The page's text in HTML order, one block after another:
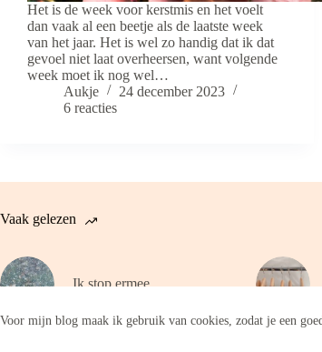
Voor mijn blog maak ik gebruik van cookies, zodat je een
Het is de week voor kerstmis en het voelt
dan vaak al een beetje als de laatste week
van het jaar. Het is wel zo handig dat ik dat
gevoel niet laat overheersen, want volgende
week moet ik nog wel…
Aukje
24 december 2023
6 reacties
Vaak gelezen
Ik stop ermee